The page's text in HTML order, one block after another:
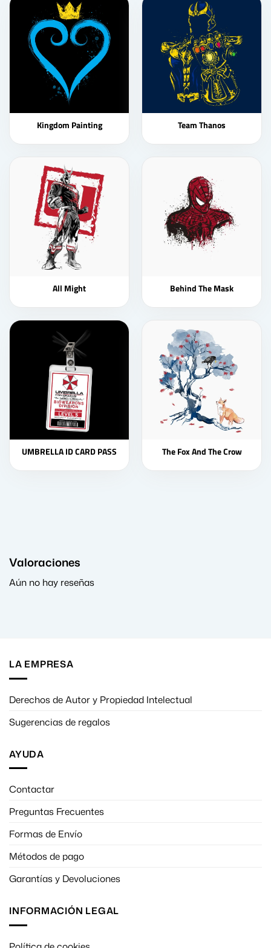
Kingdom Painting Team Thanos
All Might Behind The Mask
UMBRELLA ID CARD PASS The Fox And The Crow
Valoraciones
Aún no hay reseñas
LA EMPRESA
Derechos de Autor y Propiedad Intelectual
Sugerencias de regalos
AYUDA
Contactar
Preguntas Frecuentes
Formas de Envío
Métodos de pago
Garantías y Devoluciones
INFORMACIÓN LEGAL